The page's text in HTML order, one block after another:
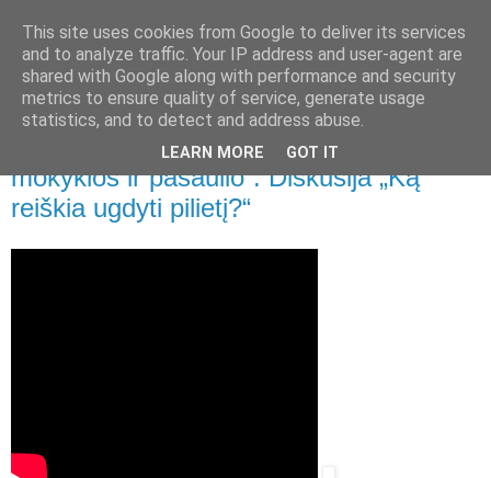
2020 m. birželio 26 d., penktadienis
Konferencija „Ištrinkime ribą tarp
mokyklos ir pasaulio“. Diskusija „Ką
reiškia ugdyti pilietį?“
This site uses cookies from Google to deliver its services
and to analyze traffic. Your IP address and user-agent are
shared with Google along with performance and security
metrics to ensure quality of service, generate usage
statistics, and to detect and address abuse.
LEARN MORE GOT IT